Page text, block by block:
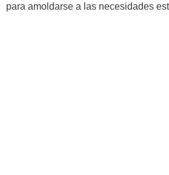
para amoldarse a las necesidades